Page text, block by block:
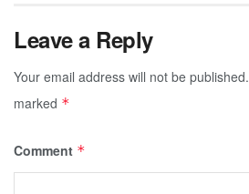
Leave a Reply
Your email address will not be published.
marked *
Comment *